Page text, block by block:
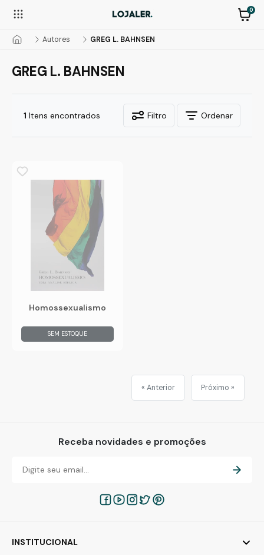
0
Autores GREG L. BAHNSEN
GREG L. BAHNSEN
1 Itens encontrados Filtro Ordenar
Homossexualismo
SEM ESTOQUE
« Anterior Próximo »
Receba novidades e promoções
INSTITUCIONAL